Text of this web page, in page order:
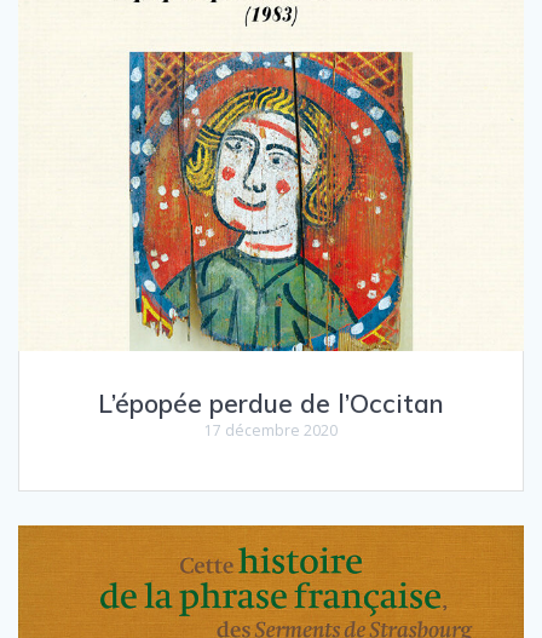
L’épopée perdue de l’Occitan
17 décembre 2020